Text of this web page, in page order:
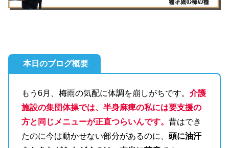
本日のブログ概要
もう6月、梅雨の気配に体調を崩しがちです。 介護
施設の集団体操では、半身麻痺の私には要支援の
方と同じメニューが正直つらいんです。 昔はでき
たのに今は動かせない部分があるのに、 頭に油汗